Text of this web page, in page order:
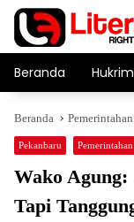
Langsung
konten
Beranda Hukrim
Beranda Pemerintahan
Pekanbaru Pemerintahan
Wako
Tapi